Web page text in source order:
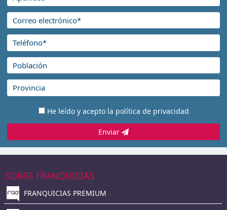
He leído y acepto la política de privacidad
Enviar
SOBRE FRANQUICIAS
FRANQUICIAS PREMIUM